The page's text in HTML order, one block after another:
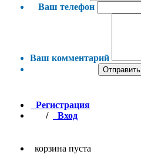
Ваш телефон
Ваш комментарий
Отправить
Регистрация
/
Вход
корзина пуста